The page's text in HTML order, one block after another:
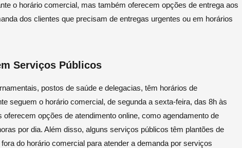
o horário comercial, mas também oferecem opções de entrega aos
dos clientes que precisam de entregas urgentes ou em horários
Serviços Públicos
postos de saúde e delegacias, têm horários de
seguem o horário comercial, de segunda a sexta-feira, das 8h às
opções de atendimento online, como agendamento de
por dia. Além disso, alguns serviços públicos têm plantões de
do horário comercial para atender a demanda por serviços